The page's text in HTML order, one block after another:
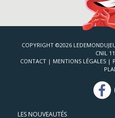
COPYRIGHT ©2026
CNIL
CONTACT | MENTIONS LÉGALES |
LES NOUVEAUTÉS